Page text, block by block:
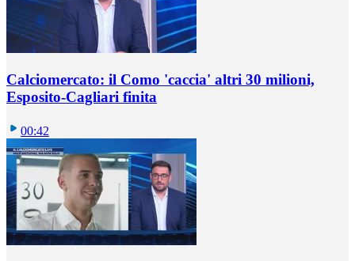
Calciomercato: il Como 'caccia' altri 30 milioni,
Esposito-Cagliari finita
00:42